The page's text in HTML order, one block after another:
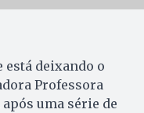
está deixando o
Professora
uma série de